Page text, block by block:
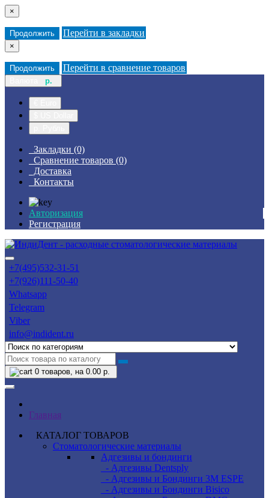
×
Продолжить Перейти в закладки
×
Продолжить Перейти в сравнение товаров
р.
Закладки (0)
Сравнение товаров (0)
Доставка
Контакты
Авторизация
Регистрация
+7(495)532-31-51
+7(926)111-50-40
Whatsapp
Telegram
Viber
info@indident.ru
0 товаров, на 0.00 р.
Главная
КАТАЛОГ ТОВАРОВ
Стоматологические материалы
Адгезивы и бондинги
- Адгезивы Dentsply
- Адгезивы и Бондинги 3M ESPE
- Адгезивы и Бондинги Bisico